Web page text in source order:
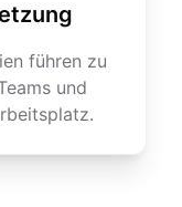
führen zu
und